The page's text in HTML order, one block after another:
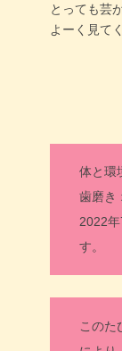
とっても芸
よーく見て
体と環
歯磨き
2022
す。
このた